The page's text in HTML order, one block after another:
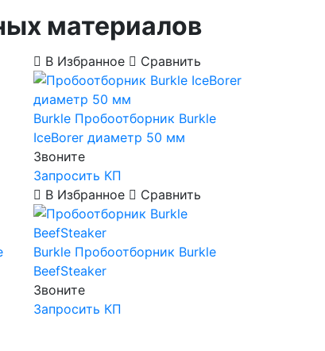
материалов
В Избранное Сравнить
Burkle Пробоотборник Burkle
IceBorer диаметр 50 мм
Звоните
Запросить КП
В Избранное Сравнить
Burkle Пробоотборник Burkle
BeefSteaker
Звоните
Запросить КП